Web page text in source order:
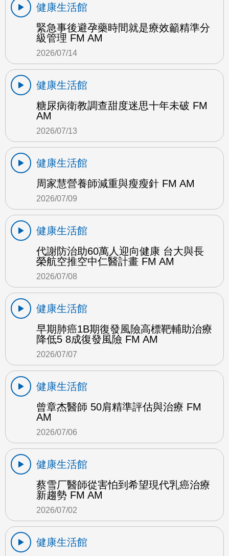
健康生活館
緊急事後避孕藥時間就是療效籲精準分
級管理 FM AM
2026/07/14
健康生活館
糖尿病衛教調查甜度迷思十年未破 FM
AM
2026/07/13
健康生活館
周家慧營養師減重與瘦瘦針 FM AM
2026/07/09
健康生活館
代謝防治助60萬人迎向健康 台大與長
榮航空推空中仁醫計畫 FM AM
2026/07/08
健康生活館
早期肺癌1B期復發風險高標靶輔助治療
降低5 8成復發風險 FM AM
2026/07/07
健康生活館
曾章杰醫師 50肩精準評估與治療 FM
AM
2026/07/06
健康生活館
蔡雪厂醫師從害怕到希望現代乳癌治療
新趨勢 FM AM
2026/07/02
健康生活館